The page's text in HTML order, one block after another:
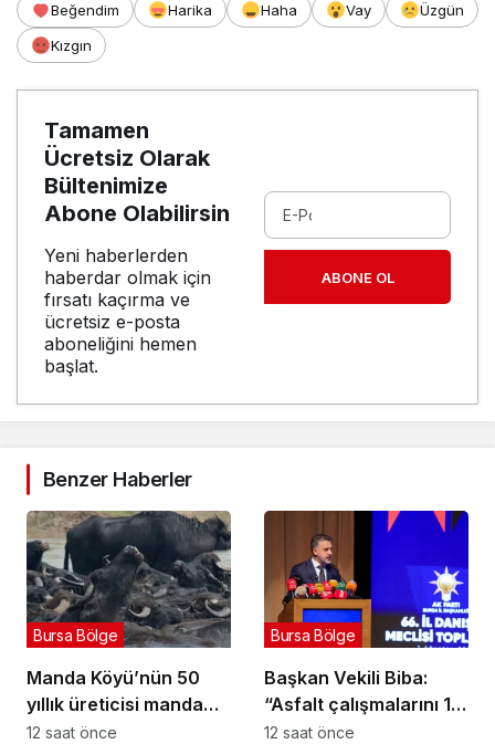
Beğendim Harika Haha Vay
Üzgün
Kızgın
Tamamen
Ücretsiz Olarak
Bültenimize
Abone Olabilirsin
Yeni haberlerden
haberdar olmak için
fırsatı kaçırma ve
ücretsiz e-posta
aboneliğini hemen
başlat.
ABONE OL
Benzer Haberler
Manda Köyü’nün 50
yıllık üreticisi manda
sucuğu ve yoğurduyla
Bursa Bölge
12 saat önce
Başkan Vekili Biba:
“Asfalt çalışmalarını 12
kat artırdık”
Bursa Bölge
12 saat önce